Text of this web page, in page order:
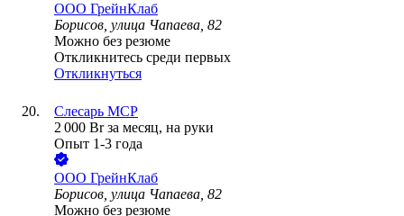
ООО ГрейнКлаб
Борисов, улица Чапаева, 82
Можно без резюме
Откликнитесь среди первых
Откликнуться
Слесарь МСР
2 000 Br за месяц, на руки
Опыт 1-3 года
ООО ГрейнКлаб
Борисов, улица Чапаева, 82
Можно без резюме